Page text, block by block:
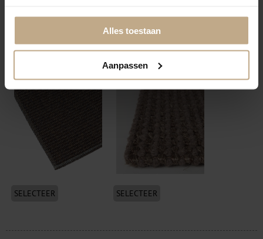
Alles toestaan
Aanpassen
SELECTEER
SELECTEER
Volumeren + vilt
onderzijde
SELECTEER